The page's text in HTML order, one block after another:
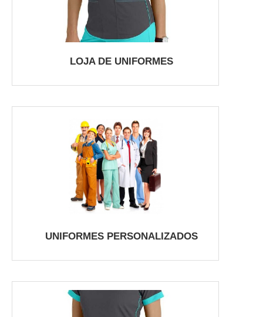
LOJA DE UNIFORMES
UNIFORMES PERSONALIZADOS